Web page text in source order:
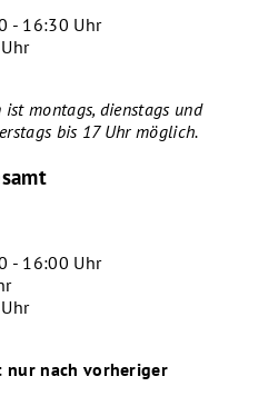
- 16:30 Uhr
montags, dienstags und
bis 17 Uhrmöglich.
- 16:00 Uhr
nur nach vorheriger